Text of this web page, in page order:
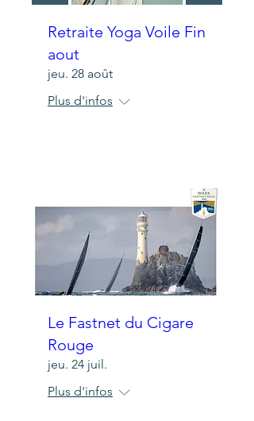
Retraite Yoga Voile Fin
aout
jeu. 28 août
Plus d'infos
Le Fastnet du Cigare
Rouge
jeu. 24 juil.
Plus d'infos